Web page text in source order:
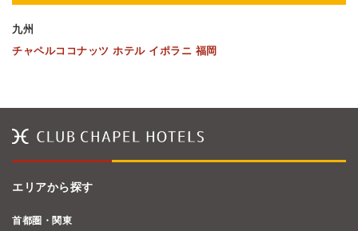
九州
チャペルココナッツ ホテル イポラニ 福岡
エリアから探す
首都圏・関東